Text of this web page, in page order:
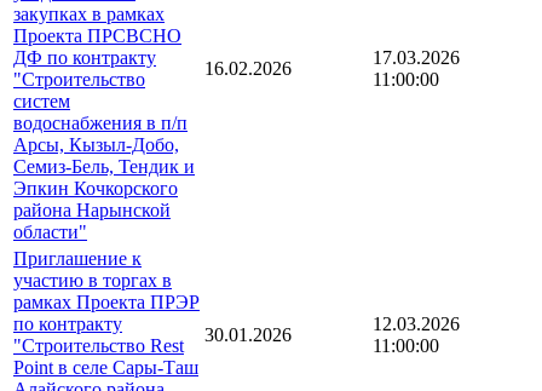
закупках в рамках
Проекта ПРСВСНО
ДФ по контракту
"Строительство
систем
водоснабжения в п/п
Арсы, Кызыл-Добо,
Семиз-Бель, Тендик и
Эпкин Кочкорского
района Нарынской
области"
16.02.2026
17.03.2026
11:00:00
Приглашение к
участию в торгах в
рамках Проекта ПРЭР
по контракту
"Строительство Rest
Point в селе Сары-Таш
30.01.2026
12.03.2026
11:00:00